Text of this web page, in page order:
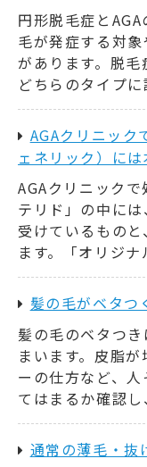
円形脱毛症と
毛が発症する対
があります。脱
どちらのタイプに
AGAクリニック
ェネリック）に
AGAクリニック
テリド」の中に
受けているもの
ます。「オリジナ
髪の毛がベタつ
髪の毛のベタつ
まいます。皮脂
ーの仕方など、
てはまるか確認し
通常の薄毛・抜